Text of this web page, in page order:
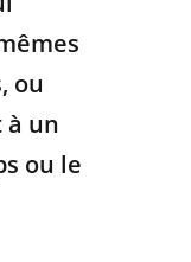
ou
à un
ou le